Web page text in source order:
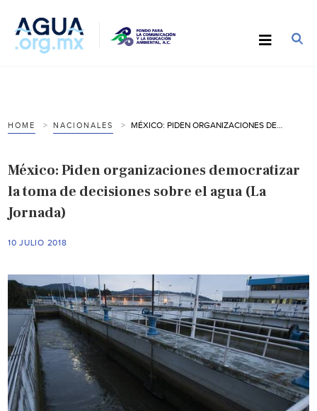
HOME NACIONALES
México: Piden organizaciones democratizar
la toma de decisiones sobre el agua (La
Jornada)
10 JULIO 2018